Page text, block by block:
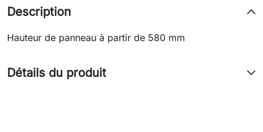
Description
Hauteur de panneau à partir de 580 mm
Détails du produit